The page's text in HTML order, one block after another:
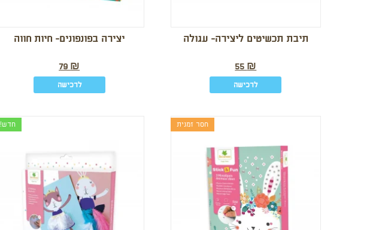
תיבת תכשיטים ליצירה- עגולה
55 ₪
לרכישה
יצירה בפונפונים- חיות חווה
79 ₪
לרכישה
חסר זמנית חדש!